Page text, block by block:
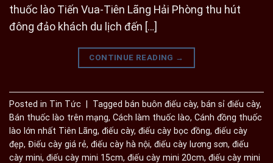
thuốc lào Tiến Vua-Tiên Lãng Hải Phòng thu hút
đông đảo khách du lịch đến […]
CONTINUE READING →
Posted in Tin Tức | Tagged bán buôn điếu cày, bán sỉ điếu cày,
Bán thuốc lào trên mạng, Cách làm thuốc lào, Cánh đồng thuốc
lào lớn nhất Tiên Lãng, điếu cày, điếu cày bọc đồng, điếu cày
đẹp, Điếu cày giá rẻ, điếu cày hà nội, điếu cày lương sơn, điếu
cày mini, điếu cày mini 15cm, điếu cày mini 20cm, điếu cày mini